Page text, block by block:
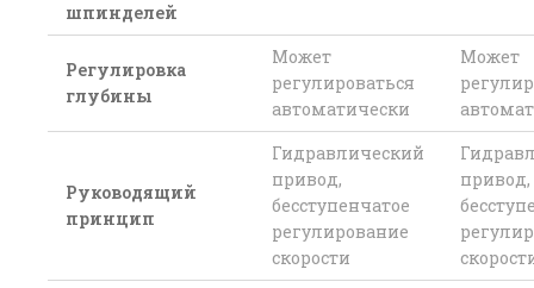
шпинделей
Регулировка
глубины
Может
регулироваться
автоматически
Может
Руководящий
принцип
Гидравлический
привод,
бесступенчатое
регулирование
скорости
привод,